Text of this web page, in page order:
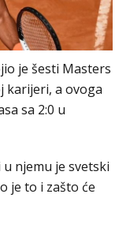
je šesti Masters
karijeri, a ovoga
sa 2:0 u
njemu je svetski
je to i zašto će